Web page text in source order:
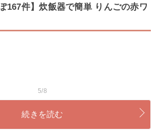
167件】炊飯器で簡単 りんごの赤ワ
5/8
続きを読む